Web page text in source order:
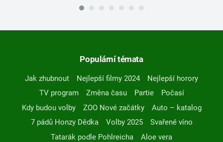
Populární témata
Jak zhubnout Nejlepší filmy 2024
Nejlepší horory
TV program
Změna času Partie
Počasí
Kdy budou volby
ZOO Nové začátky
Auto – katalog
7 pádů Honzy Dědka
Volby 2025
Svařené víno
Tatarák podle Pohlreicha
Aloe vera